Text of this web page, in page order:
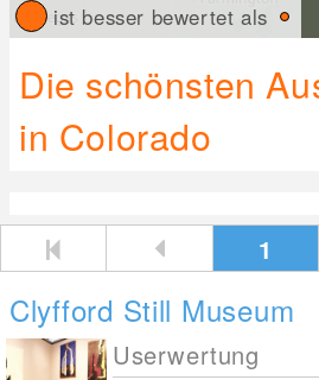
ist besser bewertet als
Die schönsten
in Colorado
1
Clyfford Still Museum
Userwertung